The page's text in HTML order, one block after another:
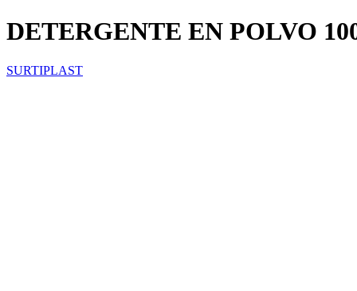
DETERGENTE EN POLVO
SURTIPLAST